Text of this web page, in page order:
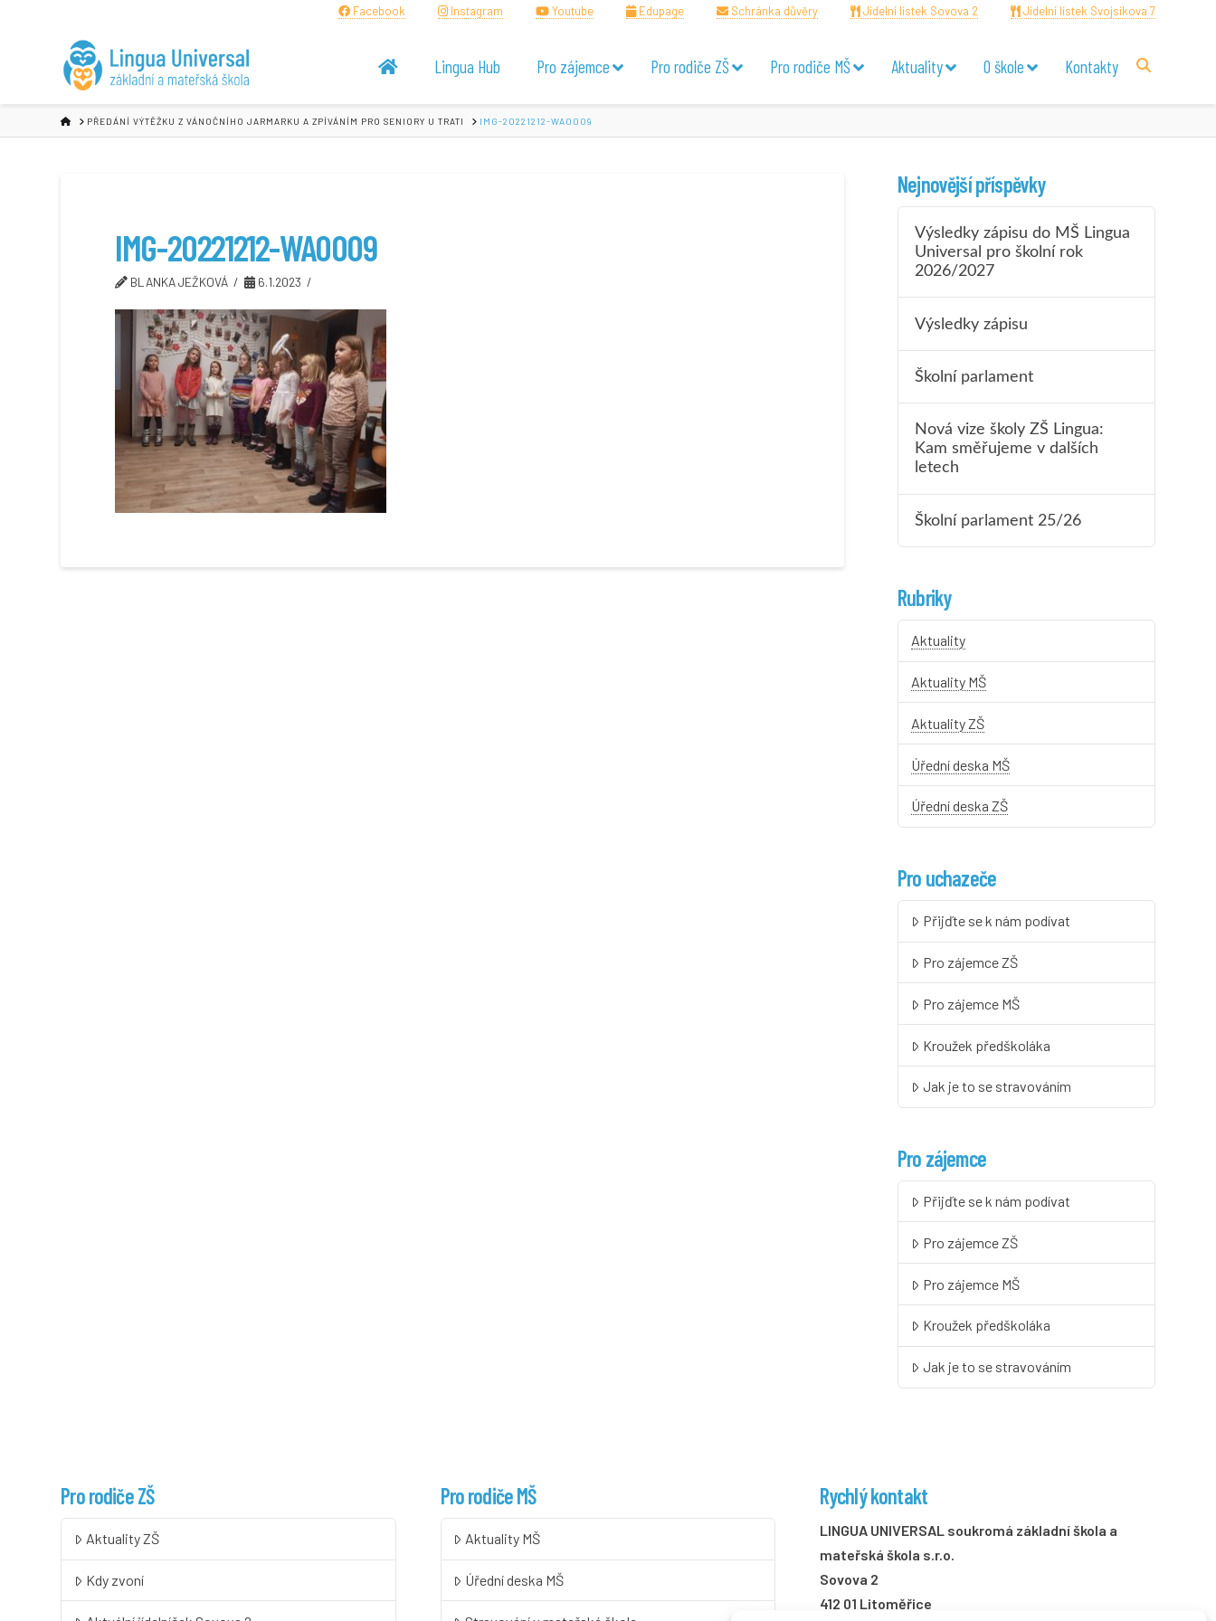
Facebook Instagram Youtube Edupage Schránka důvěry Jídelní lístek Sovova 2 Jídelní lístek Svojsíkova 7
Lingua Hub Pro zájemce Pro rodiče ZŠ Pro rodiče MŠ Aktuality O škole Kontakty
HOMEPŘEDÁNÍ VÝTĚŽKU Z VÁNOČNÍHO JARMARKU A ZPÍVÁNÍM PRO SENIORY U TRATI IMG-20221212-WA0009
IMG-20221212-WA0009
BLANKA JEŽKOVÁ 6.1.2023
Nejnovější příspěvky
Výsledky zápisu do MŠ Lingua
Universal pro školní rok
2026/2027
Výsledky zápisu
Školní parlament
Nová vize školy ZŠ Lingua:
Kam směřujeme v dalších
letech
Školní parlament 25/26
Rubriky
Aktuality
Aktuality MŠ
Aktuality ZŠ
Úřední deska MŠ
Úřední deska ZŠ
Pro uchazeče
Přijďte se k nám podívat
Pro zájemce ZŠ
Pro zájemce MŠ
Kroužek předškoláka
Jak je to se stravováním
Pro zájemce
Přijďte se k nám podívat
Pro zájemce ZŠ
Pro zájemce MŠ
Kroužek předškoláka
Jak je to se stravováním
Pro rodiče ZŠ
Aktuality ZŠ
Kdy zvoní
Pro rodiče MŠ
Aktuality MŠ
Úřední deska MŠ
Rychlý kontakt
LINGUA UNIVERSAL soukromá základní škola a
mateřská škola s.r.o.
Sovova 2
412 01 Litoměřice